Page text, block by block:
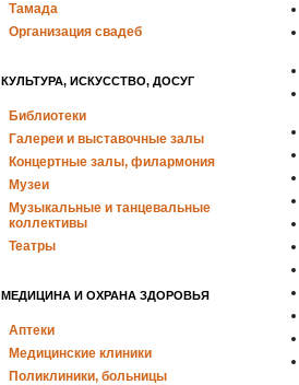
Тамада
Организация свадеб
КУЛЬТУРА, ИСКУССТВО, ДОСУГ
Библиотеки
Галереи и выставочные залы
Концертные залы, филармония
Музеи
Музыкальные и танцевальные
коллективы
Театры
МЕДИЦИНА И ОХРАНА ЗДОРОВЬЯ
Аптеки
Медицинские клиники
Поликлиники, больницы